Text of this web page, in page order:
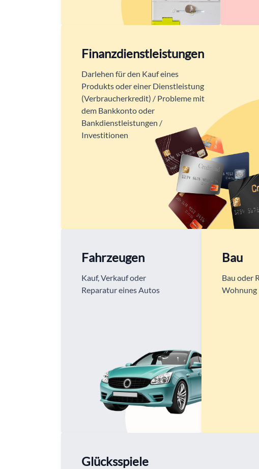
Finanzdienstleistungen
Darlehen für den Kauf eines
Produkts oder einer Dienstleistung
(Verbraucherkredit) / Probleme mit
dem Bankkonto oder
Bankdienstleistungen /
Investitionen
Fahrzeugen
Kauf, Verkauf oder
Reparatur eines Autos
Bau
Bau oder
Wohnung
Glücksspiele